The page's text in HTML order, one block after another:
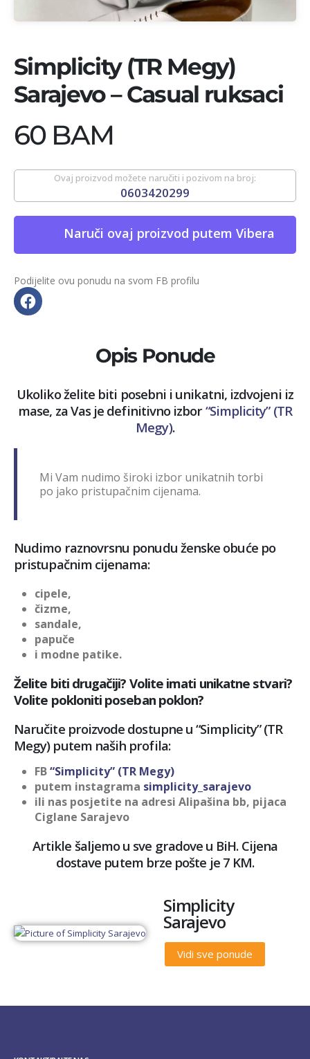
Simplicity (TR Megy)
Sarajevo – Casual ruksaci
60 BAM
Ovaj proizvod možete naručiti i pozivom na broj:
0603420299
Naruči ovaj proizvod putem Vibera
Podijelite ovu ponudu na svom FB profilu
Opis Ponude
Ukoliko želite biti posebni i unikatni, izdvojeni iz
mase, za Vas je definitivno izbor“Simplicity” (TR
Megy).
Mi Vam nudimo široki izbor unikatnih torbi
po jako pristupačnim cijenama.
Nudimo raznovrsnu ponudu ženske obuće po
pristupačnim cijenama:
cipele,
čizme,
sandale,
papuče
i modne patike.
Želite biti drugačiji? Volite imati unikatne stvari?
Volite pokloniti poseban poklon?
Naručite proizvode dostupne u “Simplicity” (TR
Megy) putem naših profila:
FB“Simplicity” (TR Megy)
putem instagrama simplicity_sarajevo
ili nas posjetite na adresi Alipašina bb, pijaca
Ciglane Sarajevo
Artikle šaljemo u sve gradove u BiH. Cijena
dostave putem brze pošte je 7 KM.
Simplicity
Sarajevo
Vidi sve ponude